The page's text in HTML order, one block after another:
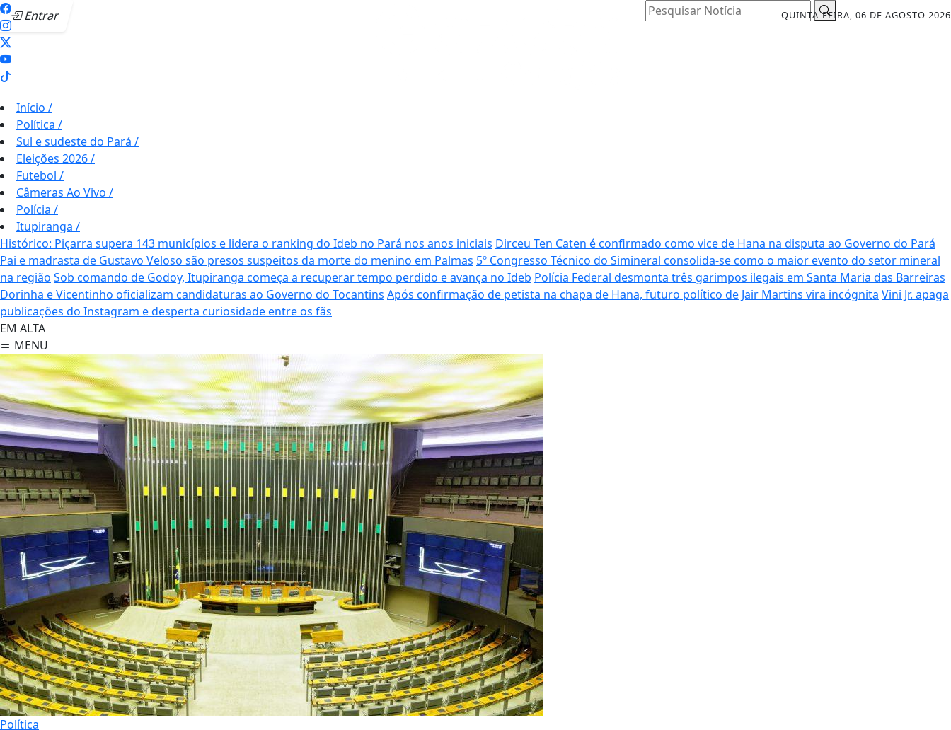
Entrar QUINTA-FEIRA, 06 DE AGOSTO 2026
Pesquisar Notícia
Início /
Política /
Sul e sudeste do Pará /
Eleições 2026/
Futebol /
Câmeras Ao Vivo /
Polícia /
Itupiranga /
Histórico: Piçarra supera 143 municípios e lidera o ranking do Ideb no Pará nos anos iniciais Dirceu Ten Caten é confirmado como vice de Hana na disputa ao Governo do Pará
Pai e madrasta de Gustavo Veloso são presos suspeitos da morte do menino em Palmas 5º Congresso Técnico do Simineral consolida-se como o maior evento do setor mineral
na região Sob comando de Godoy, Itupiranga começa a recuperar tempo perdido e avança no Ideb Polícia Federal desmonta três garimpos ilegais em Santa Maria das Barreiras
Dorinha e Vicentinho oficializam candidaturas ao Governo do Tocantins Após confirmação de petista na chapa de Hana, futuro político de Jair Martins vira incógnita Vini Jr. apaga
publicações do Instagram e desperta curiosidade entre os fãs
EM ALTA
MENU
Política